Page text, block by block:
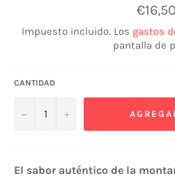
Precio
habitual
€16,50
Impuesto incluido. Los gastos
pantalla de
CANTIDAD
− +
El sabor auténtico de la